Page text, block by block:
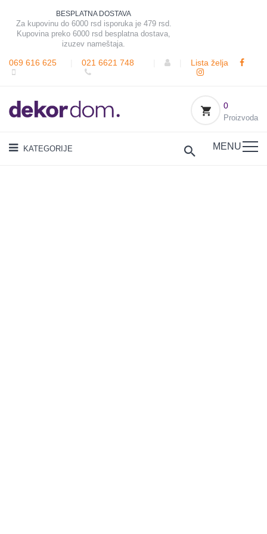
BESPLATNA DOSTAVA
Za kupovinu do 6000 rsd isporuka je 479 rsd.
Kupovina preko 6000 rsd besplatna dostava,
izuzev nameštaja.
069 616 625 021 6621 748 Lista želja
0
Proizvoda
KATEGORIJE MENU